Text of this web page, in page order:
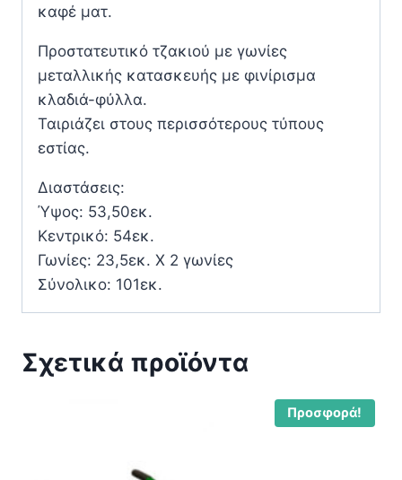
καφέ ματ.
Προστατευτικό τζακιού με γωνίες
μεταλλικής κατασκευής με φινίρισμα
κλαδιά-φύλλα.
Ταιριάζει στους περισσότερους τύπους
εστίας.
Διαστάσεις:
Ύψος: 53,50εκ.
Κεντρικό: 54εκ.
Γωνίες: 23,5εκ. Χ 2 γωνίες
Σύνολικο: 101εκ.
Σχετικά προϊόντα
Προσφορά!